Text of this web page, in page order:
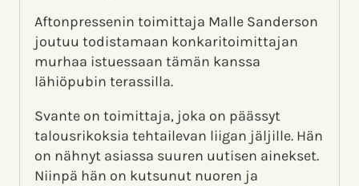
Aftonpressenin toimittaja Malle Sanderson
joutuu todistamaan konkaritoimittajan
murhaa istuessaan tämän kanssa
lähiöpubin terassilla.
Svante on toimittaja, joka on päässyt
talousrikoksia tehtailevan liigan jäljille. Hän
on nähnyt asiassa suuren uutisen ainekset.
Niinpä hän on kutsunut nuoren ja